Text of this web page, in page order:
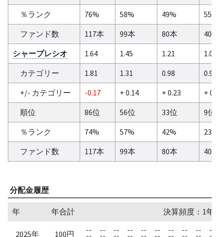
％ランク
76% 58% 49%
55%
ファンド数
117本 99本 80本
40本
シャープレシオ
1.64 1.45 1.21
1.06
カテゴリー
1.81 1.31 0.98
0.9
+/- カテゴリー
-0.17 + 0.14 + 0.23
+
順位
86位 56位 33位
9位
％ランク
74% 57% 42%
23%
ファンド数
117本 99本 80本 40本
分配金履歴
年 年合計 決算頻度：1年
2025年 100円 -- -- -- -- -- -- -- -- -- --